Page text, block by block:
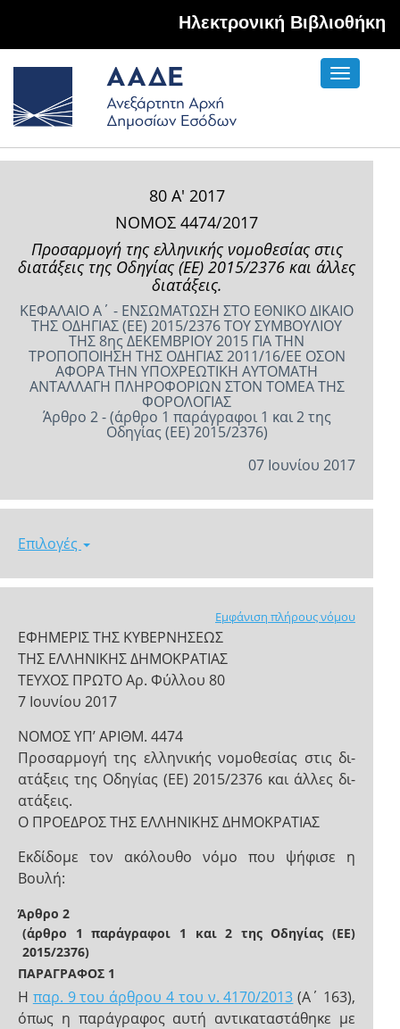
Hλεκτρονική Βιβλιοθήκη
Toggle
80 Α' 2017
ΝΟΜΟΣ 4474/2017
Προσαρμογή της ελληνικής νομοθεσίας στις
διατάξεις της Οδηγίας (ΕΕ) 2015/2376 και άλλες
διατάξεις.
ΚΕΦΑΛΑΙΟ Α΄ - ΕΝΣΩΜΑΤΩΣΗ ΣΤΟ ΕΘΝΙΚΟ ΔΙΚΑΙΟ
ΤΗΣ ΟΔΗΓΙΑΣ (ΕΕ) 2015/2376 ΤΟΥ ΣΥΜΒΟΥΛΙΟΥ
ΤΗΣ 8ης ΔΕΚΕΜΒΡΙΟΥ 2015 ΓΙΑ ΤΗΝ
ΤΡΟΠΟΠΟΙΗΣΗ ΤΗΣ ΟΔΗΓΙΑΣ 2011/16/ΕΕ ΟΣΟΝ
ΑΦΟΡΑ ΤΗΝ ΥΠΟΧΡΕΩΤΙΚΗ ΑΥΤΟΜΑΤΗ
ΑΝΤΑΛΛΑΓΗ ΠΛΗΡΟΦΟΡΙΩΝ ΣΤΟΝ ΤΟΜΕΑ ΤΗΣ
ΦΟΡΟΛΟΓΙΑΣ
Άρθρο 2 - (άρθρο 1 παράγραφοι 1 και 2 της
Οδηγίας (ΕΕ) 2015/2376)
07 Ιουνίου 2017
Επιλογές
Εμφάνιση πλήρους νόμου
ΕΦΗΜΕΡΙΣ ΤΗΣ ΚΥΒΕΡΝΗΣΕΩΣ
ΤΗΣ ΕΛΛΗΝΙΚΗΣ ΔΗΜΟΚΡΑΤΙΑΣ
ΤΕΥΧΟΣ ΠΡΩΤΟ Αρ. Φύλλου 80
7 Ιουνίου 2017
ΝΟΜΟΣ ΥΠ’ ΑΡΙΘΜ. 4474
Προσαρμογή της ελληνικής νομοθεσίας στις δι-
ατάξεις της Οδηγίας (ΕΕ) 2015/2376 και άλλες δι-
ατάξεις.
Ο ΠΡΟΕΔΡΟΣ ΤΗΣ ΕΛΛΗΝΙΚΗΣ ΔΗΜΟΚΡΑΤΙΑΣ
Εκδίδομε τον ακόλουθο νόμο που ψήφισε η
Βουλή:
Άρθρο 2
(άρθρο 1 παράγραφοι 1 και 2 της Οδηγίας (ΕΕ)
2015/2376)
ΠΑΡΑΓΡΑΦΟΣ 1
Η παρ. 9 του άρθρου 4 του ν. 4170/2013 (Α΄ 163),
όπως η παράγραφος αυτή αντικαταστάθηκε με